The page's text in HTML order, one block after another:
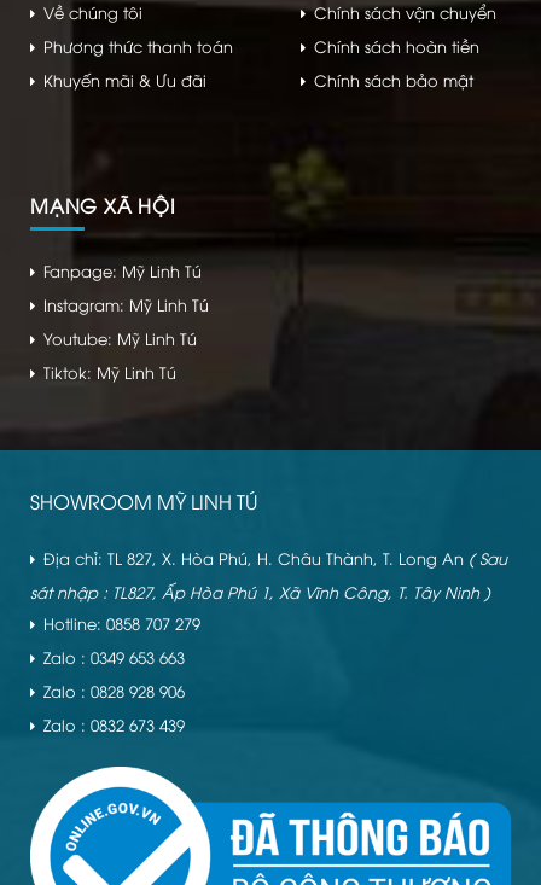
Về chúng tôi
Phương thức thanh toán
Khuyến mãi & Ưu đãi
Chính sách vận chuyển
Chính sách hoàn tiền
Chính sách bảo mật
MẠNG XÃ HỘI
Fanpage: Mỹ Linh Tú
Instagram: Mỹ Linh Tú
Youtube: Mỹ Linh Tú
Tiktok: Mỹ Linh Tú
SHOWROOM MỸ LINH TÚ
Địa chỉ: TL 827, X. Hòa Phú, H. Châu Thành, T. Long An ( Sau
sát nhập : TL827, Ấp Hòa Phú 1, Xã Vĩnh Công, T. Tây Ninh )
Hotline: 0858 707 279
Zalo : 0349 653 663
Zalo : 0828 928 906
Zalo : 0832 673 439